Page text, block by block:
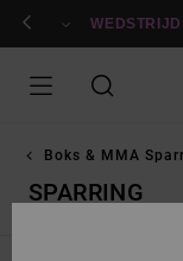
NAAR/ registrerenWEDSTRIJD
Boks & MMA
SPARRING